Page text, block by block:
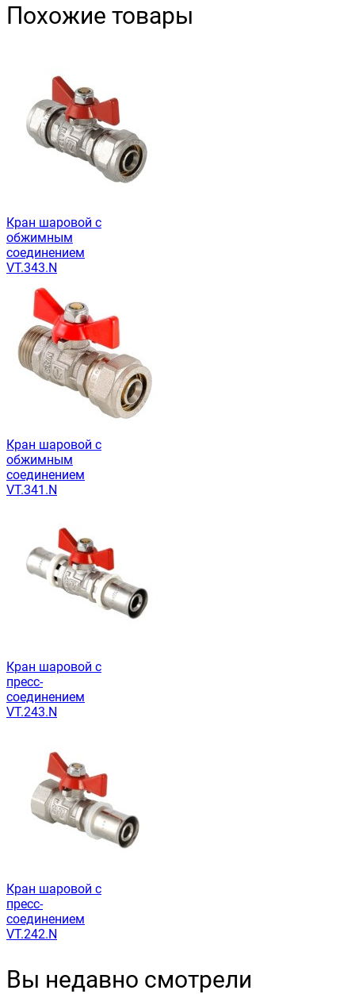
Похожие товары
Кран шаровой с
обжимным
соединением
VT.343.N
Кран шаровой с
обжимным
соединением
VT.341.N
Кран шаровой с
пресс-
соединением
VT.243.N
Кран шаровой с
пресс-
соединением
VT.242.N
Вы недавно смотрели